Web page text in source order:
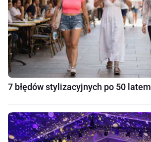
7 błędów stylizacyjnych po 50 latem